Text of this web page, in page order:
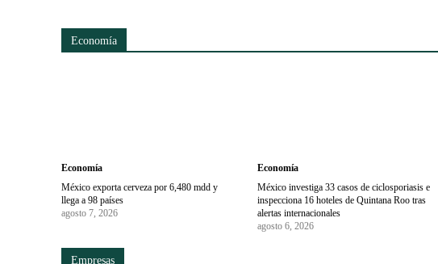
Economía
Economía
México exporta cerveza por 6,480 mdd y
llega a 98 países
agosto 7, 2026
Economía
México investiga 33 casos de ciclosporiasis e
inspecciona 16 hoteles de Quintana Roo tras
alertas internacionales
agosto 6, 2026
Empresas